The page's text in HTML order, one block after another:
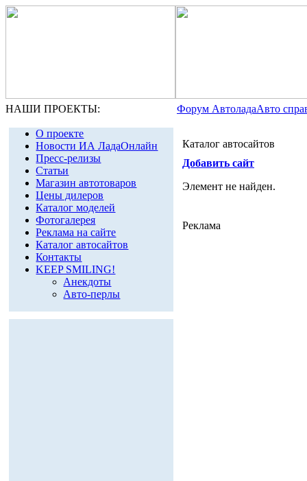
НАШИ ПРОЕКТЫ: Форум АвтоладаАвто
О проекте
Новости ИА ЛадаОнлайн
Пресс-релизы
Статьи
Магазин автотоваров
Цены дилеров
Каталог моделей
Фотогалерея
Реклама на сайте
Каталог автосайтов
Контакты
KEEP SMILING!
Анекдоты
Авто-перлы
Каталог автосайтов
Добавить сайт
Элемент не найден.
Реклама